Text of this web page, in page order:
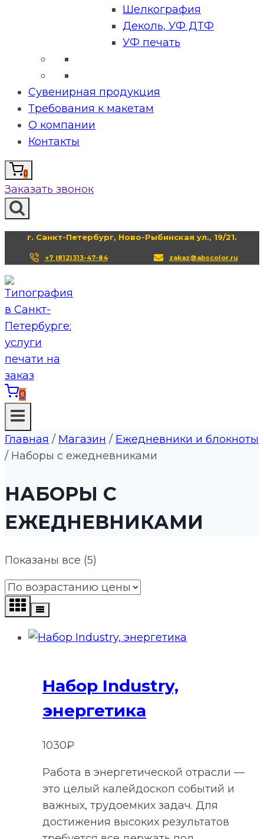
Шелкография
Деколь, УФ ДТФ
УФ печать
Сувенирная продукция
Требования к макетам
О компании
Контакты
0
Заказать звонок
г. Санкт-Петербург, Ново-Рыбинская ул., 19/21.
+7 (812)313-47-84 zakaz@abscolor.ru
0
Главная / Магазин / Ежедневники и блокноты
/ Наборы с ежедневниками
НАБОРЫ С
ЕЖЕДНЕВНИКАМИ
Показаны все (5)
возрастанию
Набор Industry,
энергетика
1030₽
Работа в энергетической отрасли —
это целый калейдоскоп событий и
важных, трудоемких задач. Для
достижения высоких результатов